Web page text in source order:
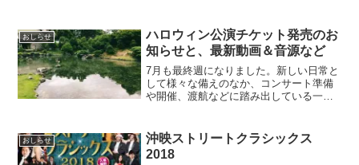
ン / ２つの楽器のためのカ...
おしらせ
ハロウィン公演チケット発売のお
知らせと、最新動画＆音源など
7月も最終週になりました。新しい日常と
して様々な備えのなか、コンサート準備
や開催、渡航などに踏み出している一
です。4月の頃より今の方が、イベント中
止のお知らせが入った時...
おしらせ
沖映ストリートクラシックス
2018